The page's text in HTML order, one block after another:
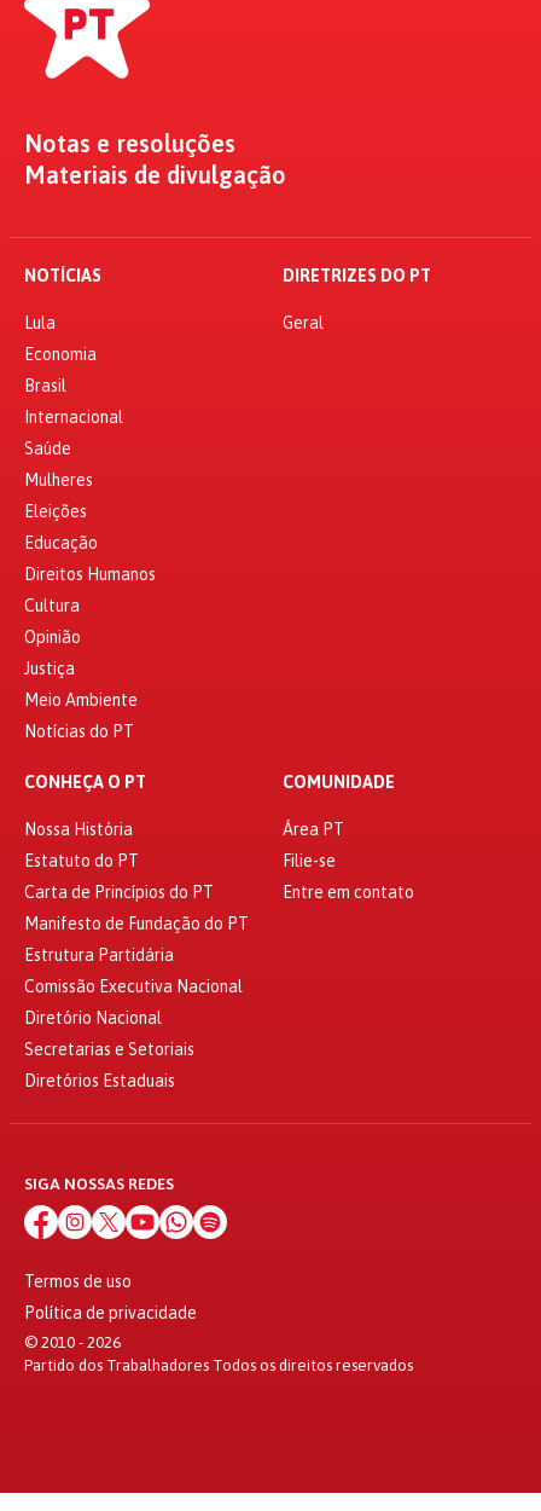
Notas e resoluções
Materiais de divulgação
NOTÍCIAS
Lula
Economia
Brasil
Internacional
Saúde
Mulheres
Eleições
Educação
Direitos Humanos
Cultura
Opinião
Justiça
Meio Ambiente
Notícias do PT
DIRETRIZES DO PT
Geral
CONHEÇA O PT
Nossa História
Estatuto do PT
Carta de Princípios do PT
Manifesto de Fundação do PT
Estrutura Partidária
Comissão Executiva Nacional
Diretório Nacional
Secretarias e Setoriais
Diretórios Estaduais
COMUNIDADE
Área PT
Filie-se
Entre em contato
SIGA NOSSAS REDES
Termos de uso
Política de privacidade
© 2010 - 2026
Partido dos Trabalhadores Todos os direitos reservados